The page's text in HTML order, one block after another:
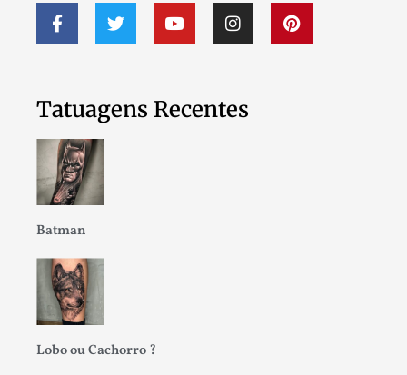
Tatuagens Recentes
Batman
Lobo ou Cachorro ?